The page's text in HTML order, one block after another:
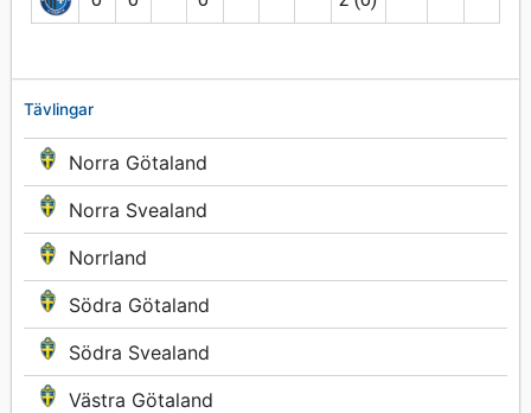
Tävlingar
Norra Götaland
Norra Svealand
Norrland
Södra Götaland
Södra Svealand
Västra Götaland